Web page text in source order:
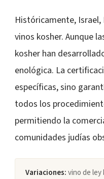
Históricamente,
vinos kosher. Aunque
kosher han
enológica. La
específicas, sino
todos los
permitiendo la
comunidades judías
Variaciones:vino de ley